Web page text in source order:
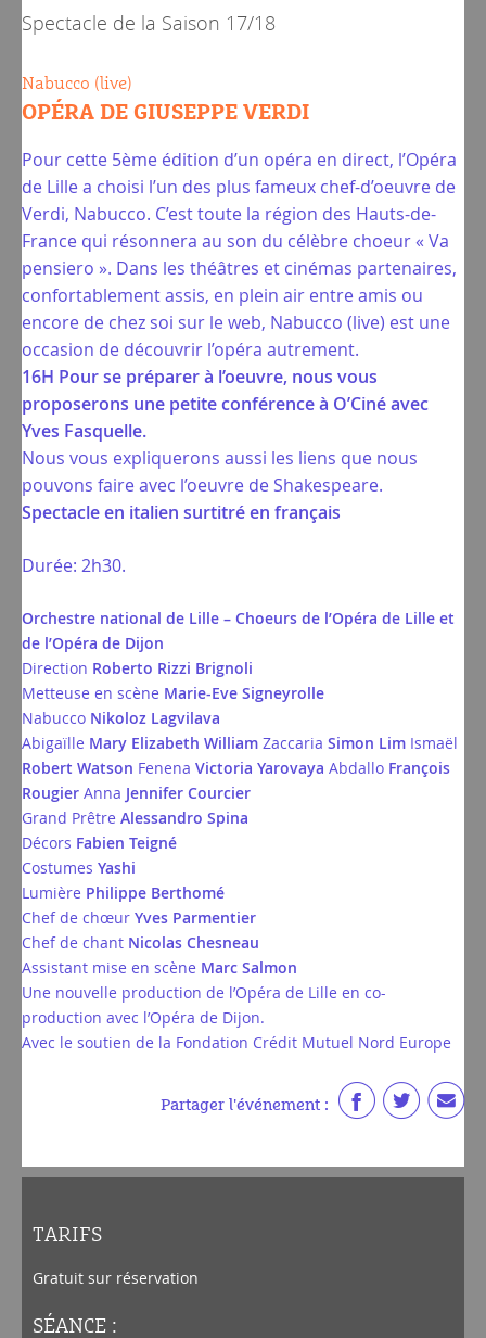
Spectacle de la Saison 17/18
Nabucco (live)
OPÉRA DE GIUSEPPE VERDI
Pour cette 5ème édition d’un opéra en direct, l’Opéra
de Lille a choisi l’un des plus fameux chef-d’oeuvre de
Verdi, Nabucco. C’est toute la région des Hauts-de-
France qui résonnera au son du célèbre choeur « Va
pensiero ». Dans les théâtres et cinémas partenaires,
confortablement assis, en plein air entre amis ou
encore de chez soi sur le web, Nabucco (live) est une
occasion de découvrir l’opéra autrement.
16H Pour se préparer à l’oeuvre, nous vous
proposerons une petite conférence à O’Ciné avec
Yves Fasquelle.
Nous vous expliquerons aussi les liens que nous
pouvons faire avec l’oeuvre de Shakespeare.
Spectacle en italien surtitré en français
Durée: 2h30.
Orchestre national de Lille – Choeurs de l’Opéra de Lille et
de l’Opéra de Dijon
Direction Roberto Rizzi Brignoli
Metteuse en scène Marie-Eve Signeyrolle
Nabucco Nikoloz Lagvilava
Abigaïlle Mary Elizabeth William Zaccaria Simon Lim Ismaël
Robert Watson Fenena Victoria Yarovaya Abdallo François
Rougier Anna Jennifer Courcier
Grand Prêtre Alessandro Spina
Décors Fabien Teigné
Costumes Yashi
Lumière Philippe Berthomé
Chef de chœur Yves Parmentier
Chef de chant Nicolas Chesneau
Assistant mise en scène Marc Salmon
Une nouvelle production de l’Opéra de Lille en co-
production avec l’Opéra de Dijon.
Avec le soutien de la Fondation Crédit Mutuel Nord Europe
Partager l'événement :
TARIFS
Gratuit sur réservation
SÉANCE :